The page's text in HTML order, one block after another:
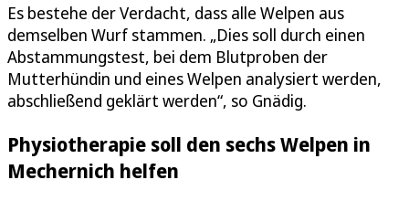
Es bestehe der Verdacht, dass alle Welpen aus
demselben Wurf stammen. „Dies soll durch einen
Abstammungstest, bei dem Blutproben der
Mutterhündin und eines Welpen analysiert werden,
abschließend geklärt werden“, so Gnädig.
Physiotherapie soll den sechs Welpen in
Mechernich helfen